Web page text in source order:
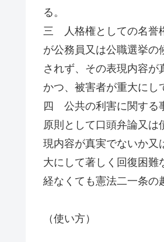
る。
三 人格権としての名誉
が公務員又は公職選挙の
されず、その表現内容が
かつ、被害者が重大にし
四 公共の利害に関する
原則として口頭弁論又
現内容が真実でないか又
大にして著しく回復困難
経なくても憲法二一条の
（使い方）